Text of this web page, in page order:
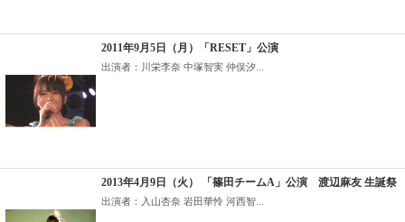
2011年9月5日（月）「RESET」公演
出演者：川栄李奈 中塚智実 仲俣汐...
2013年4月9日（火） 「篠田チームA」公演 渡辺麻友 生誕祭
出演者：入山杏奈 岩田華怜 河西智...